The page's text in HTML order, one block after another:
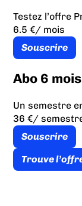
Testez l’offre
6.5 €/ mois
Souscrire
Abo 6 mois
Un semestre
36 €/
Souscrire
Trouve